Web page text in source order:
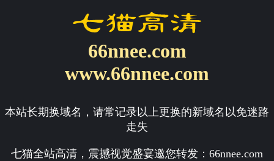
66nnee.com
www.66nnee.com
本站长期换域名，请常记录以上更换的新域名以免迷路
走失
七猫全站高清，震撼视觉盛宴邀您转发： 66nnee.com